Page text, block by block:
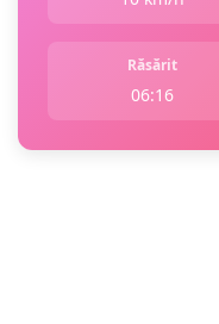
Răsărit
06:16